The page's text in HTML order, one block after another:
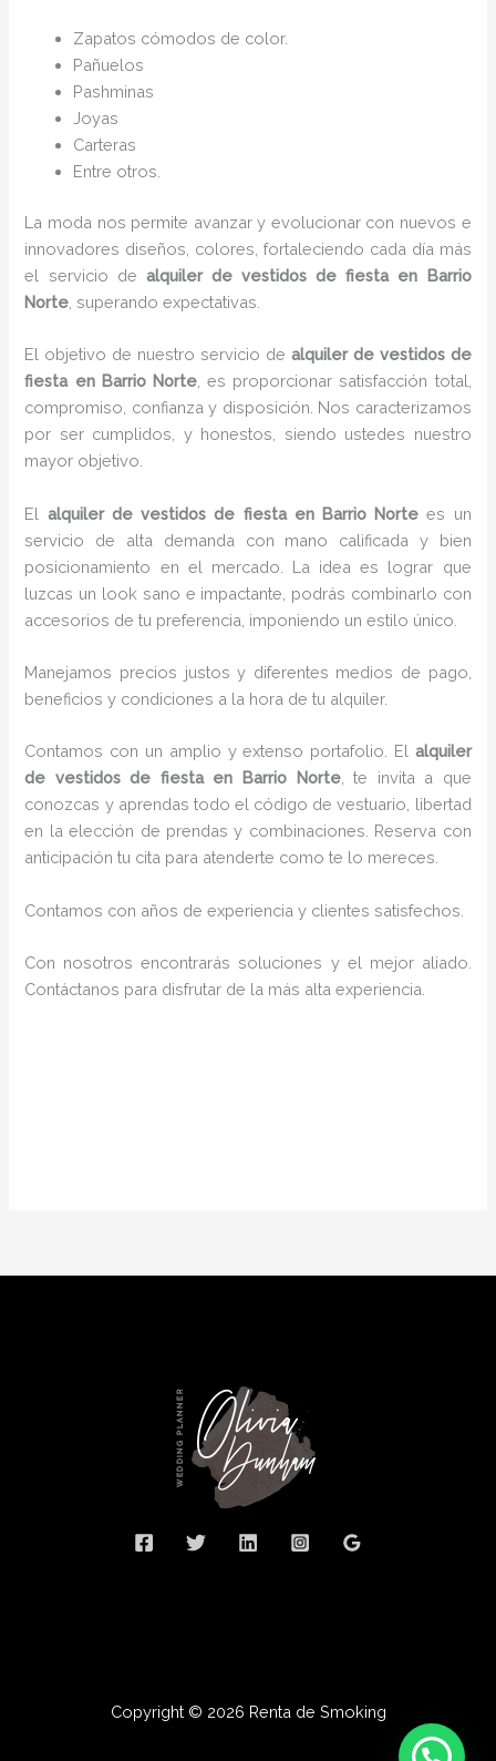
Zapatos cómodos de color.
Pañuelos
Pashminas
Joyas
Carteras
Entre otros.
La moda nos permite avanzar y evolucionar con nuevos e
innovadores diseños, colores, fortaleciendo cada día más
el servicio de alquiler de vestidos de fiesta en Barrio
Norte , superando expectativas.
El objetivo de nuestro servicio de alquiler de vestidos de
fiesta en Barrio Norte, es proporcionar satisfacción total,
compromiso, confianza y disposición. Nos caracterizamos
por ser cumplidos, y honestos, siendo ustedes nuestro
mayor objetivo.
El alquiler de vestidos de fiesta en Barrio Nortees un
servicio de alta demanda con mano calificada y bien
posicionamiento en el mercado. La idea es lograr que
luzcas un look sano e impactante, podrás combinarlo con
accesorios de tu preferencia, imponiendo un estilo único.
Manejamos precios justos y diferentes medios de pago,
beneficios y condiciones a la hora de tu alquiler.
Contamos con un amplio y extenso portafolio. El alquiler
de vestidos de fiesta en Barrio Norte, te invita a que
conozcas y aprendas todo el código de vestuario, libertad
en la elección de prendas y combinaciones. Reserva con
anticipación tu cita para atenderte como te lo mereces.
Contamos con años de experiencia y clientes satisfechos.
Con nosotros encontrarás soluciones y el mejor aliado.
Contáctanos para disfrutar de la más alta experiencia.
Copyright © 2026 Renta de Smoking